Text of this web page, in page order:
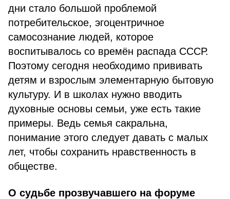
дни стало большой проблемой
потребительское, эгоцентричное
самосознание людей, которое
воспитывалось со времён распада СССР.
Поэтому сегодня необходимо прививать
детям и взрослым элементарную бытовую
культуру. И в школах нужно вводить
духовные основы семьи, уже есть такие
примеры. Ведь семья сакральна,
понимание этого следует давать с малых
лет, чтобы сохранить нравственность в
обществе.
О судьбе прозвучавшего на форуме